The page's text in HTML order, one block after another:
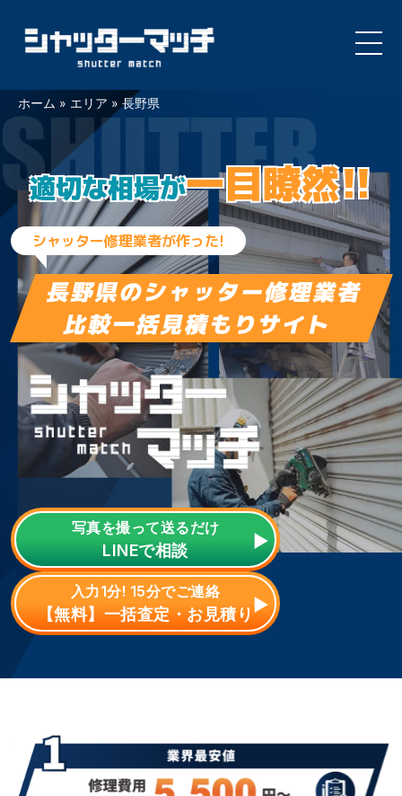
Skip
to
content
ホーム » エリア » 長野県
適切な相場が一目瞭然!!
シャッター修理業者が作った!
長野県のシャッター修理業者
比較一括見積もりサイト
写真を撮って送るだけ
LINEで相談
入力1分! 15分でご連絡
【無料】一括査定・お見積り